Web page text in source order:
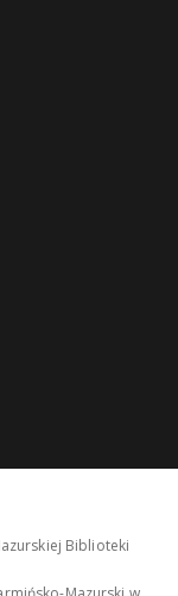
Biblioteki